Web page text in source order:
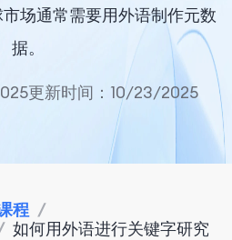
场通常需要用外语制作元数
据。
更新时间：10/23/2025
程 /
如何用外语进行关键字研究